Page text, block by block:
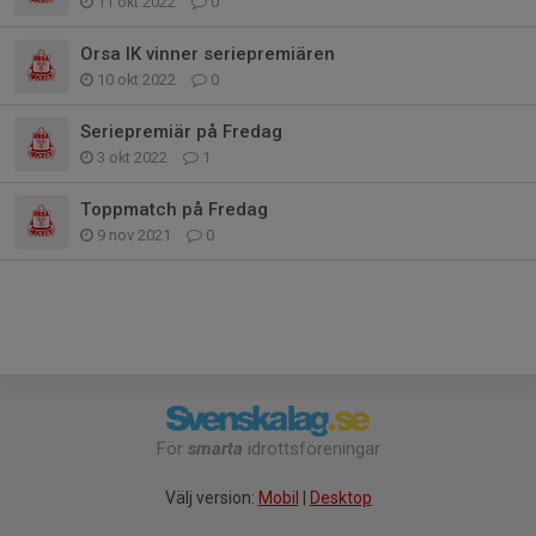
Orsa IK vinner seriepremiären
10 okt 2022 0
Seriepremiär på Fredag
3 okt 2022 1
Toppmatch på Fredag
9 nov 2021 0
För smarta idrottsföreningar
Välj version: Mobil | Desktop